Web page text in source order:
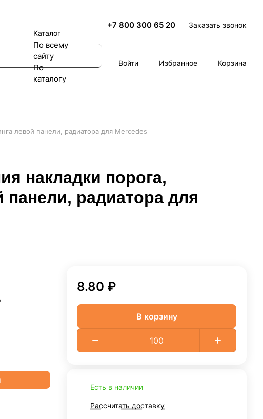
+7 800 300 65 20 Заказать звонок
Каталог
По всему
сайту
По
каталогу
Войти Избранное Корзина
левой панели, радиатора для Mercedes
накладки порога,
панели, радиатора для
8.80 ₽
В корзину
Есть в наличии
Рассчитать доставку